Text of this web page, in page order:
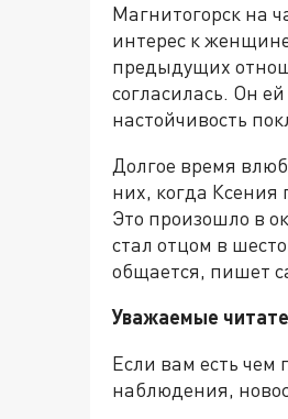
Магнитогорск на
интерес к
предыдущих
согласилась. Он
настойчивость
Долгое время
них, когда
Это произошло в
стал отцом в
общается, пишет
Уважаемые
Если вам есть
наблюдения,